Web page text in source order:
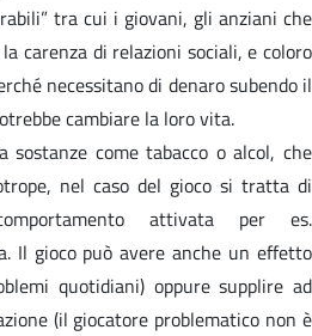
tra cui i giovani, gli anziani che
carenza di relazioni sociali, e coloro
necessitano di denaro subendo il
cambiare la loro vita.
sostanze come tabacco o alcol, che
nel caso del gioco si tratta di
attivata per es.
Il gioco può avere anche un effetto
quotidiani) oppure supplire ad
(il giocatore problematico non è